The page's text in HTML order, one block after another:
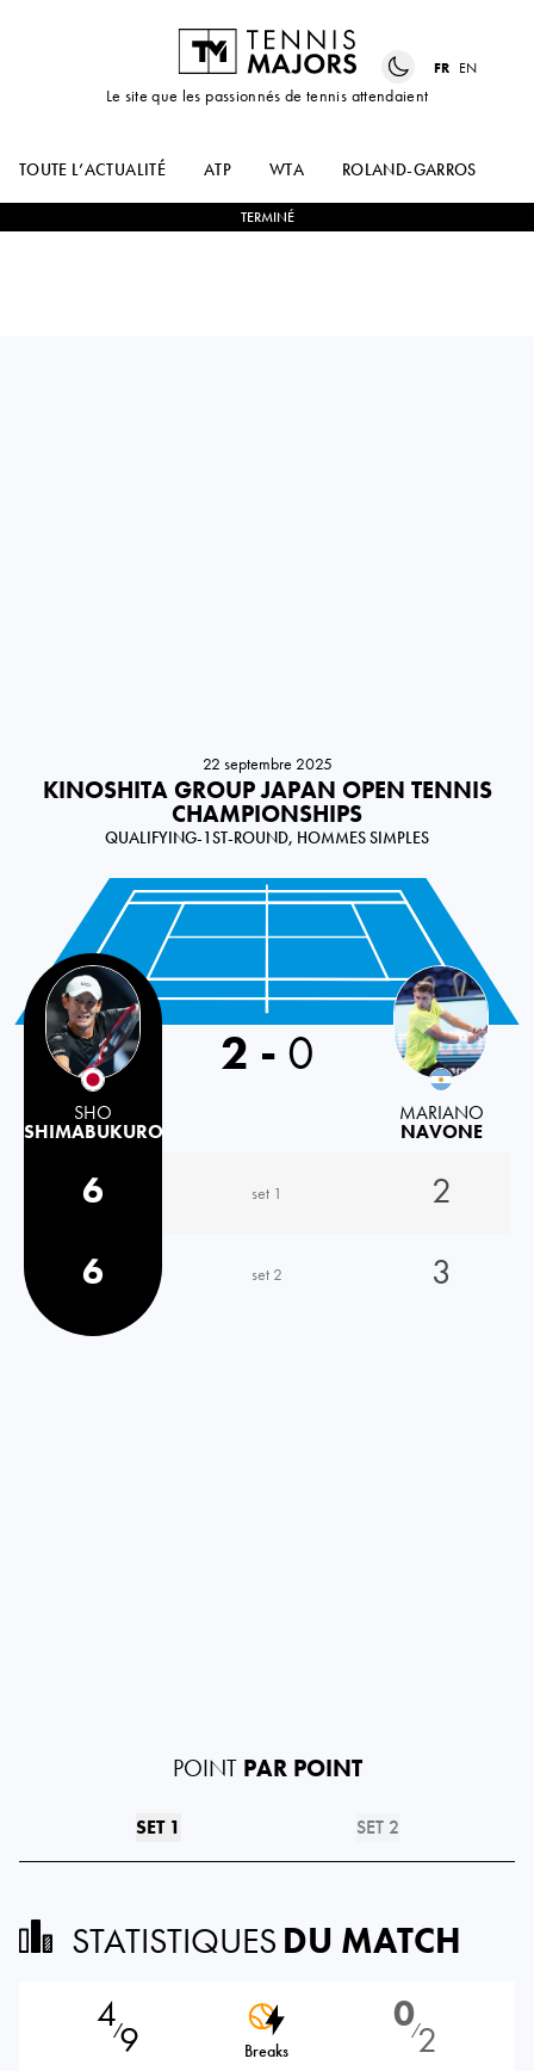
Le site que les passionnés de tennis attendaient
FR EN
TOUTE L’ACTUALITÉ ATP WTA ROLAND-GARROS
TERMINÉ
22 septembre 2025
KINOSHITA GROUP JAPAN OPEN TENNIS
CHAMPIONSHIPS
QUALIFYING-1ST-ROUND, HOMMES SIMPLES
Japan
SHO
SHIMABUKURO
2 - 0
MARIANO
NAVONE
6 set 1
2
6
set 2 3
POINT PAR POINT
SET 1 SET 2
STATISTIQUES DU MATCH
4⁄9 Breaks
0⁄2